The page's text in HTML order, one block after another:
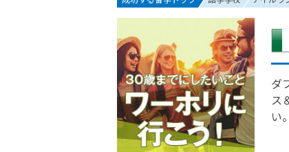
ダ
ス
い。